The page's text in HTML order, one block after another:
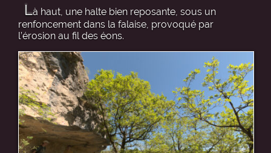
Là haut, une halte bien reposante, sous un
renfoncement dans la falaise, provoqué par
l’érosion au fil des éons.